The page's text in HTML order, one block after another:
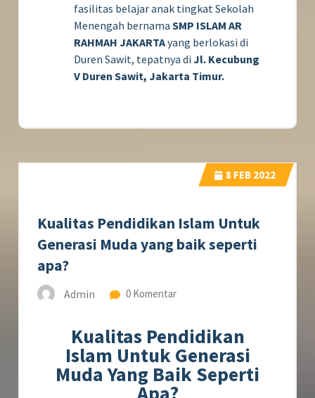
fasilitas belajar anak tingkat Sekolah
Menengah bernama SMP ISLAM AR
RAHMAH JAKARTAyang berlokasi di
Duren Sawit, tepatnya di Jl. Kecubung
V Duren Sawit, Jakarta Timur.
Kualitas Pendidikan Islam Untuk
Generasi Muda yang baik seperti
apa?
8 FEB 2022
Admin 0 Komentar
Kualitas Pendidikan
Islam Untuk Generasi
Muda Yang Baik Seperti